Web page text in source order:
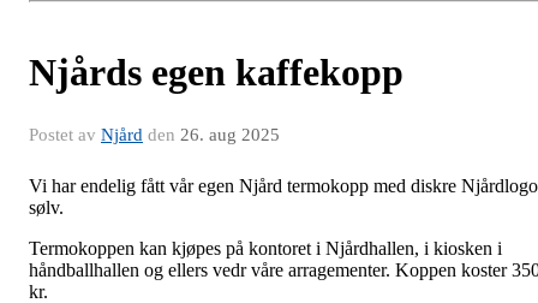
Njårds egen kaffekopp
Postet av Njård den 26. aug 2025
Vi har endelig fått vår egen Njård termokopp med diskre
sølv.
Termokoppen kan kjøpes på kontoret i Njårdhallen, i kiosken i
håndballhallen og ellers vedr våre arragementer. Koppen koster
kr.